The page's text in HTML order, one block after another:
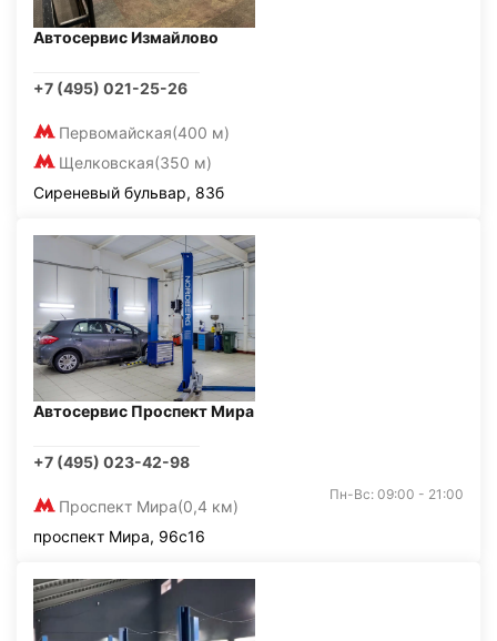
Автосервис Измайлово
+7 (495) 021-25-26
Первомайская(400 м)
Щелковская(350 м)
Сиреневый бульвар, 83б
Автосервис Проспект Мира
+7 (495) 023-42-98
Проспект Мира(0,4 км)
Пн-Вс: 09:00 - 21:00
проспект Мира, 96с16